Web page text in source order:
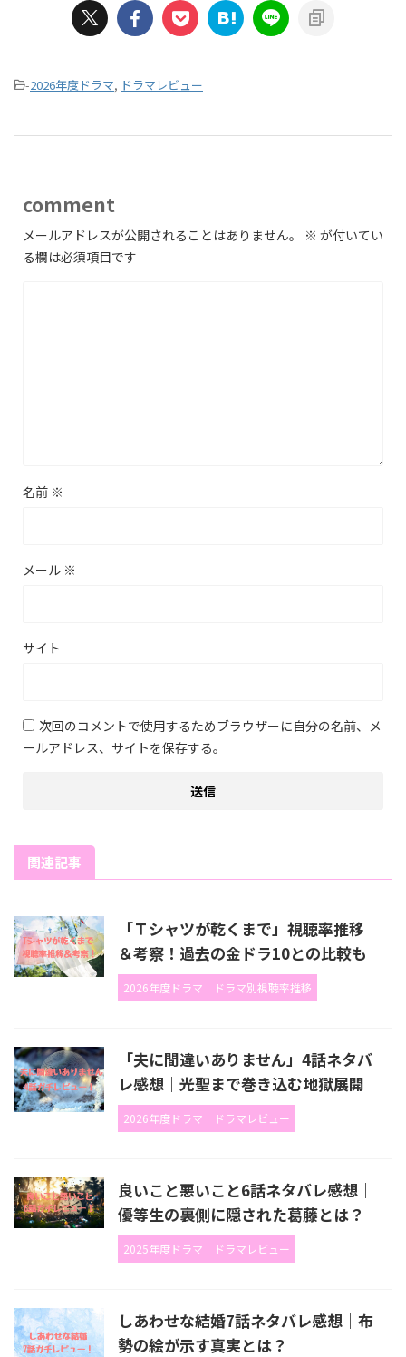
-2026年度ドラマ, ドラマレビュー
comment
メールアドレスが公開されることはありません。 ※ が付いてい
る欄は必須項目です
名前 ※
メール ※
サイト
次回のコメントで使用するためブラウザーに自分の名前、メ
ールアドレス、サイトを保存する。
関連記事
「Ｔシャツが乾くまで」視聴率推移
＆考察！過去の金ドラ10との比較も
2026年度ドラマ ドラマ別視聴率推移
「夫に間違いありません」4話ネタバ
レ感想｜光聖まで巻き込む地獄展開
2026年度ドラマ ドラマレビュー
良いこと悪いこと6話ネタバレ感想｜
優等生の裏側に隠された葛藤とは？
2025年度ドラマ ドラマレビュー
しあわせな結婚7話ネタバレ感想｜布
勢の絵が示す真実とは？